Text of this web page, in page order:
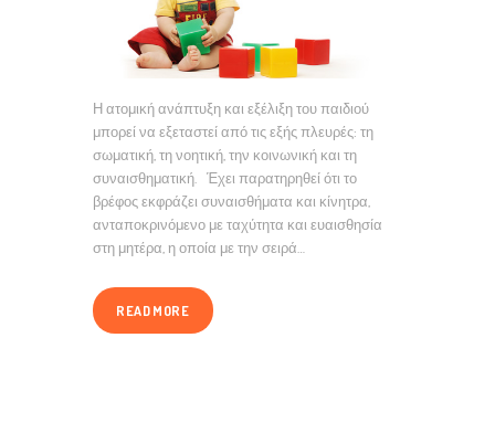
Η ατομική ανάπτυξη και εξέλιξη του παιδιού
μπορεί να εξεταστεί από τις εξής πλευρές: τη
σωματική, τη νοητική, την κοινωνική και τη
συναισθηματική. Έχει παρατηρηθεί ότι το
βρέφος εκφράζει συναισθήματα και κίνητρα,
ανταποκρινόμενο με ταχύτητα και ευαισθησία
στη μητέρα, η οποία με την σειρά…
READ MORE